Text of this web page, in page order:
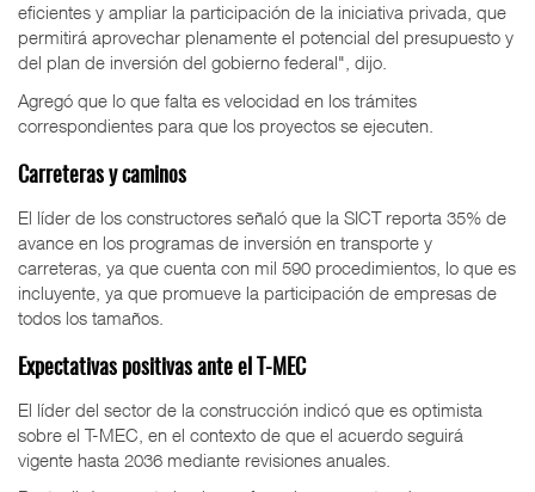
eficientes y ampliar la participación de la iniciativa privada, que
permitirá aprovechar plenamente el potencial del presupuesto y
del plan de inversión del gobierno federal", dijo.
Agregó que lo que falta es velocidad en los trámites
correspondientes para que los proyectos se ejecuten.
Carreteras y caminos
El líder de los constructores señaló que la SICT reporta 35% de
avance en los programas de inversión en transporte y
carreteras, ya que cuenta con mil 590 procedimientos, lo que es
incluyente, ya que promueve la participación de empresas de
todos los tamaños.
Expectativas positivas ante el T-MEC
El líder del sector de la construcción indicó que es optimista
sobre el T-MEC, en el contexto de que el acuerdo seguirá
vigente hasta 2036 mediante revisiones anuales.